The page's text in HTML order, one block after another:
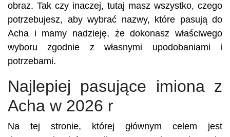
obraz. Tak czy inaczej, tutaj masz wszystko, czego
potrzebujesz, aby wybrać nazwy, które pasują do
Acha i mamy nadzieję, że dokonasz właściwego
wyboru zgodnie z własnymi upodobaniami i
potrzebami.
Najlepiej pasujące imiona z
Acha w 2026 r
Na tej stronie, której głównym celem jest